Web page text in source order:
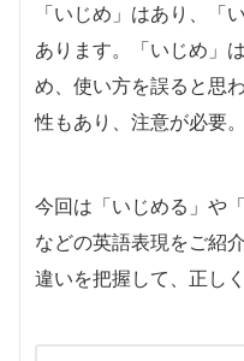
「いじめ」はあり、「
あります。「いじめ」
め、使い方を誤ると思
性もあり、注意が必要。
今回は「いじめる」や
などの英語表現をご紹
違いを把握して、正し